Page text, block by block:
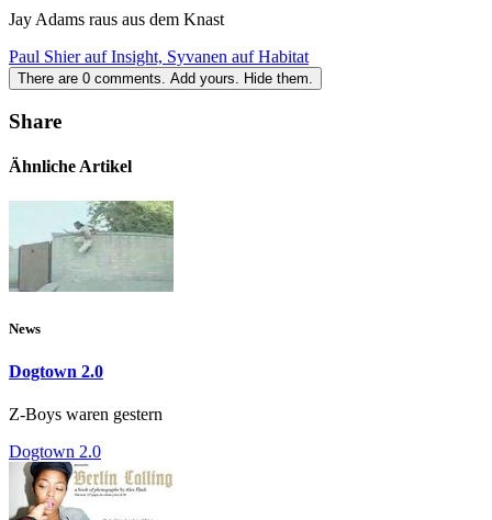
Jay Adams raus aus dem Knast
Paul Shier auf Insight, Syvanen auf Habitat
There are 0 comments. Add yours. Hide them.
Share
Ähnliche Artikel
News
Dogtown 2.0
Z-Boys waren gestern
Dogtown 2.0